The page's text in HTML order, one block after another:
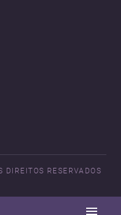
DIREITOS RESERVADOS